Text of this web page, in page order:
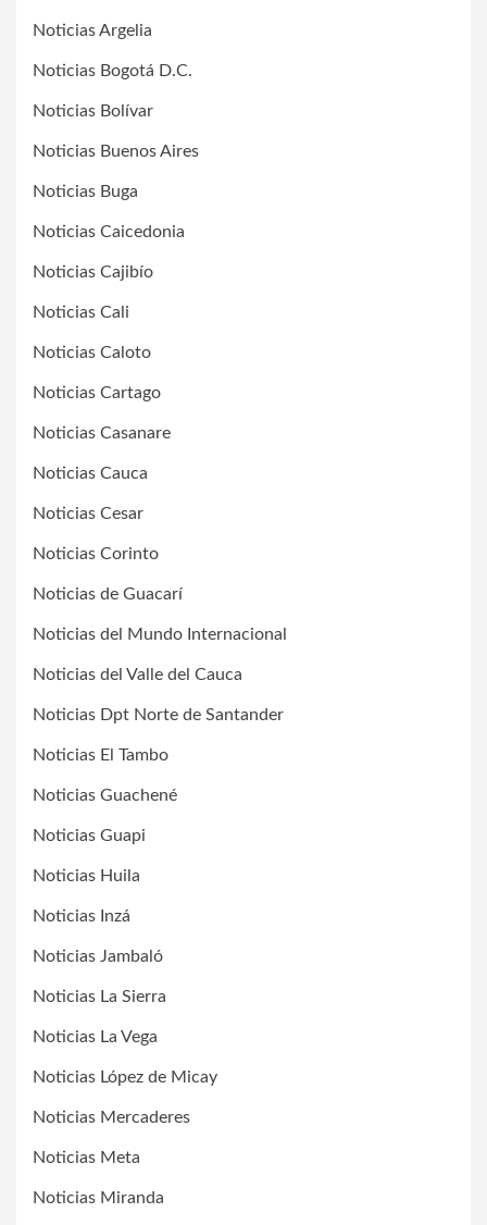
Noticias Argelia
Noticias Bogotá D.C.
Noticias Bolívar
Noticias Buenos Aires
Noticias Buga
Noticias Caicedonia
Noticias Cajibío
Noticias Cali
Noticias Caloto
Noticias Cartago
Noticias Casanare
Noticias Cauca
Noticias Cesar
Noticias Corinto
Noticias de Guacarí
Noticias del Mundo Internacional
Noticias del Valle del Cauca
Noticias Dpt Norte de Santander
Noticias El Tambo
Noticias Guachené
Noticias Guapi
Noticias Huila
Noticias Inzá
Noticias Jambaló
Noticias La Sierra
Noticias La Vega
Noticias López de Micay
Noticias Mercaderes
Noticias Meta
Noticias Miranda